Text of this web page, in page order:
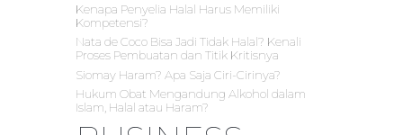
Kenapa Penyelia Halal Harus Memiliki
Kompetensi?
Nata de Coco Bisa Jadi Tidak Halal? Kenali
Proses Pembuatan dan Titik Kritisnya
Siomay Haram? Apa Saja Ciri-Cirinya?
Hukum Obat Mengandung Alkohol dalam
Islam, Halal atau Haram?